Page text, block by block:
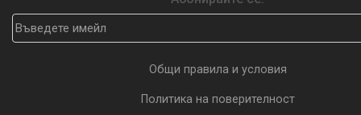
Общи правила и условия
Политика на поверителност